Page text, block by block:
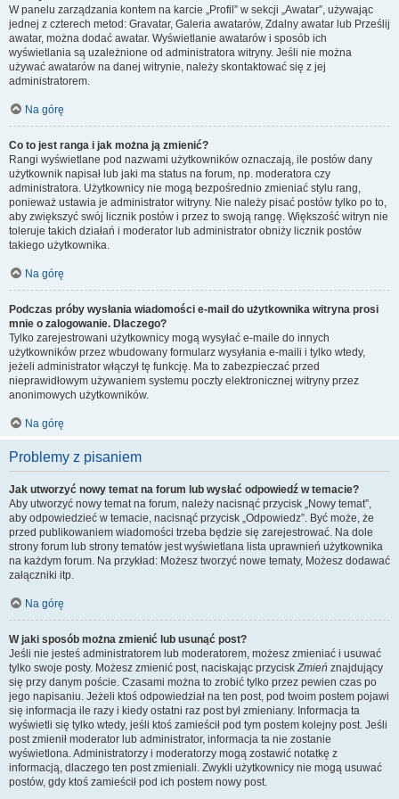
W panelu zarządzania kontem na karcie „Profil” w sekcji „Awatar”, używając
jednej z czterech metod: Gravatar, Galeria awatarów, Zdalny awatar lub Prześlij
awatar, można dodać awatar. Wyświetlanie awatarów i sposób ich
wyświetlania są uzależnione od administratora witryny. Jeśli nie można
używać awatarów na danej witrynie, należy skontaktować się z jej
administratorem.
Na górę
Co to jest ranga i jak można ją zmienić?
Rangi wyświetlane pod nazwami użytkowników oznaczają, ile postów dany
użytkownik napisał lub jaki ma status na forum, np. moderatora czy
administratora. Użytkownicy nie mogą bezpośrednio zmieniać stylu rang,
ponieważ ustawia je administrator witryny. Nie należy pisać postów tylko po to,
aby zwiększyć swój licznik postów i przez to swoją rangę. Większość witryn nie
toleruje takich działań i moderator lub administrator obniży licznik postów
takiego użytkownika.
Na górę
Podczas próby wysłania wiadomości e-mail do użytkownika witryna prosi
mnie o zalogowanie. Dlaczego?
Tylko zarejestrowani użytkownicy mogą wysyłać e-maile do innych
użytkowników przez wbudowany formularz wysyłania e-maili i tylko wtedy,
jeżeli administrator włączył tę funkcję. Ma to zabezpieczać przed
nieprawidłowym używaniem systemu poczty elektronicznej witryny przez
anonimowych użytkowników.
Na górę
Problemy z pisaniem
Jak utworzyć nowy temat na forum lub wysłać odpowiedź w temacie?
Aby utworzyć nowy temat na forum, należy nacisnąć przycisk „Nowy temat”,
aby odpowiedzieć w temacie, nacisnąć przycisk „Odpowiedz”. Być może, że
przed publikowaniem wiadomości trzeba będzie się zarejestrować. Na dole
strony forum lub strony tematów jest wyświetlana lista uprawnień użytkownika
na każdym forum. Na przykład: Możesz tworzyć nowe tematy, Możesz dodawać
załączniki itp.
Na górę
W jaki sposób można zmienić lub usunąć post?
Jeśli nie jesteś administratorem lub moderatorem, możesz zmieniać i usuwać
tylko swoje posty. Możesz zmienić post, naciskając przyciskZmień znajdujący
się przy danym poście. Czasami można to zrobić tylko przez pewien czas po
jego napisaniu. Jeżeli ktoś odpowiedział na ten post, pod twoim postem pojawi
się informacja ile razy i kiedy ostatni raz post był zmieniany. Informacja ta
wyświetli się tylko wtedy, jeśli ktoś zamieścił pod tym postem kolejny post. Jeśli
post zmienił moderator lub administrator, informacja ta nie zostanie
wyświetlona. Administratorzy i moderatorzy mogą zostawić notatkę z
informacją, dlaczego ten post zmieniali. Zwykli użytkownicy nie mogą usuwać
postów, gdy ktoś zamieścił pod ich postem nowy post.